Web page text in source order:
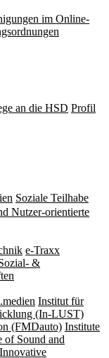
im Online-
an die HSD Profil
Soziale Teilhabe
Nutzer-orientierte
e-Traxx
&
Institut für
(In-LUST)
(FMDauto) Institute
of Sound and